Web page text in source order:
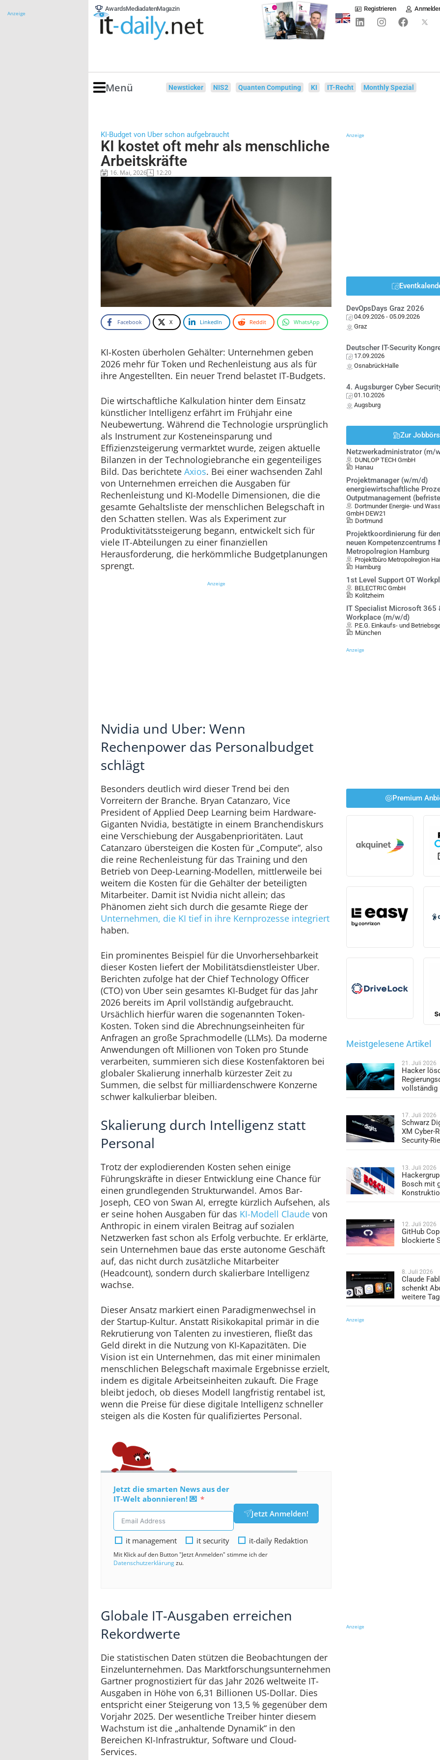
Anzeige
AwardsMediadatenMagazin Registrieren
Menü Newsticker NIS2 Quanten Computing KI IT-Recht Monthly Spezial
KI-Budget von Uber schon aufgebraucht
KI kostet oft mehr als menschliche
Arbeitskräfte
16. Mai, 2026 12:20
Facebook X LinkedIn Reddit WhatsApp
KI-Kosten überholen Gehälter: Unternehmen geben
2026 mehr für Token und Rechenleistung aus als für
ihre Angestellten. Ein neuer Trend belastet IT-Budgets.
Die wirtschaftliche Kalkulation hinter dem Einsatz
künstlicher Intelligenz erfährt im Frühjahr eine
Neubewertung. Während die Technologie ursprünglich
als Instrument zur Kosteneinsparung und
Effizienzsteigerung vermarktet wurde, zeigen aktuelle
Bilanzen in der Technologiebranche ein gegenteiliges
Bild. Das berichtete Axios. Bei einer wachsenden Zahl
von Unternehmen erreichen die Ausgaben für
Rechenleistung und KI-Modelle Dimensionen, die die
gesamte Gehaltsliste der menschlichen Belegschaft in
den Schatten stellen. Was als Experiment zur
Produktivitätssteigerung begann, entwickelt sich für
viele IT-Abteilungen zu einer finanziellen
Herausforderung, die herkömmliche Budgetplanungen
sprengt.
Anzeige
Nvidia und Uber: Wenn
Rechenpower das Personalbudget
schlägt
Besonders deutlich wird dieser Trend bei den
Vorreitern der Branche. Bryan Catanzaro, Vice
President of Applied Deep Learning beim Hardware-
Giganten Nvidia, bestätigte in einem Branchendiskurs
eine Verschiebung der Ausgabenprioritäten. Laut
Catanzaro übersteigen die Kosten für „Compute“, also
die reine Rechenleistung für das Training und den
Betrieb von Deep-Learning-Modellen, mittlerweile bei
weitem die Kosten für die Gehälter der beteiligten
Mitarbeiter. Damit ist Nvidia nicht allein; das
Phänomen zieht sich durch die gesamte Riege der
Unternehmen, die KI tief in ihre Kernprozesse integriert
haben.
Ein prominentes Beispiel für die Unvorhersehbarkeit
dieser Kosten liefert der Mobilitätsdienstleister Uber.
Berichten zufolge hat der Chief Technology Officer
(CTO) von Uber sein gesamtes KI-Budget für das Jahr
2026 bereits im April vollständig aufgebraucht.
Ursächlich hierfür waren die sogenannten Token-
Kosten. Token sind die Abrechnungseinheiten für
Anfragen an große Sprachmodelle (LLMs). Da moderne
Anwendungen oft Millionen von Token pro Stunde
verarbeiten, summieren sich diese Kostenfaktoren bei
globaler Skalierung innerhalb kürzester Zeit zu
Summen, die selbst für milliardenschwere Konzerne
schwer kalkulierbar bleiben.
Skalierung durch Intelligenz statt
Personal
Trotz der explodierenden Kosten sehen einige
Führungskräfte in dieser Entwicklung eine Chance für
einen grundlegenden Strukturwandel. Amos Bar-
Joseph, CEO von Swan AI, erregte kürzlich Aufsehen, als
er seine hohen Ausgaben für das KI-Modell Claude von
Anthropic in einem viralen Beitrag auf sozialen
Netzwerken fast schon als Erfolg verbuchte. Er erklärte,
sein Unternehmen baue das erste autonome Geschäft
auf, das nicht durch zusätzliche Mitarbeiter
(Headcount), sondern durch skalierbare Intelligenz
wachse.
Dieser Ansatz markiert einen Paradigmenwechsel in
der Startup-Kultur. Anstatt Risikokapital primär in die
Rekrutierung von Talenten zu investieren, fließt das
Geld direkt in die Nutzung von KI-Kapazitäten. Die
Vision ist ein Unternehmen, das mit einer minimalen
menschlichen Belegschaft maximale Ergebnisse erzielt,
indem es digitale Arbeitseinheiten zukauft. Die Frage
bleibt jedoch, ob dieses Modell langfristig rentabel ist,
wenn die Preise für diese digitale Intelligenz schneller
steigen als die Kosten für qualifiziertes Personal.
Jetzt die smarten News aus der
IT-Welt abonnieren! 💌
Jetzt Anmelden!
it management it security it-daily Redaktion
Mit Klick auf den Button "Jetzt Anmelden" stimme ich der
Datenschutzerklärungzu.
Globale IT-Ausgaben erreichen
Rekordwerte
Die statistischen Daten stützen die Beobachtungen der
Einzelunternehmen. Das Marktforschungsunternehmen
Gartner prognostiziert für das Jahr 2026 weltweite IT-
Ausgaben in Höhe von 6,31 Billionen US-Dollar. Dies
entspricht einer Steigerung von 13,5 % gegenüber dem
Vorjahr 2025. Der wesentliche Treiber hinter diesem
Wachstum ist die „anhaltende Dynamik“ in den
Bereichen KI-Infrastruktur, Software und Cloud-
Services.
Anzeige
DevOpsDays Graz 2026
04.09.2026 - 05.09.2026
Graz
Deutscher IT-Security
17.09.2026
OsnabrückHalle
4. Augsburger Cyber
01.10.2026
Augsburg
Zur
Netzwerkadministrator (m/
DUNLOP TECH GmbH
Hanau
Projektmanager (w/m/d)
energiewirtschaftliche
Outputmanagement
Dortmunder Energie- und
GmbH DEW21
Dortmund
Projektkoordinierung für
neuen
Metropolregion Hamburg
Projektbüro Metropolregion
Hamburg
1st Level Support OT
BELECTRIC GmbH
Kolitzheim
IT Specialist Microsoft 365
Workplace (m/w/d)
P.E.G. Einkaufs- und
München
Anzeige
Premium
Meistgelesene Artikel
21. Juli 2026
Hacker
vollständig
17. Juli 2026
Schwarz
XM Cyber-
Security-
13. Juli 2026
Bosch mit
12. Juli 2026
GitHub
blockierte
8. Juli 2026
Claude
schenkt
weitere
Anzeige
Anzeige